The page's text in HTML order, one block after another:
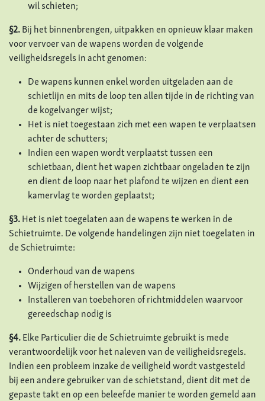
wil schieten;
§2. Bij het binnenbrengen, uitpakken en opnieuw klaar maken
voor vervoer van de wapens worden de volgende
veiligheidsregels in acht genomen:
De wapens kunnen enkel worden uitgeladen aan de
schietlijn en mits de loop ten allen tijde in de richting van
de kogelvanger wijst;
Het is niet toegestaan zich met een wapen te verplaatsen
achter de schutters;
Indien een wapen wordt verplaatst tussen een
schietbaan, dient het wapen zichtbaar ongeladen te zijn
en dient de loop naar het plafond te wijzen en dient een
kamervlag te worden geplaatst;
§3. Het is niet toegelaten aan de wapens te werken in de
Schietruimte. De volgende handelingen zijn niet toegelaten in
de Schietruimte:
Onderhoud van de wapens
Wijzigen of herstellen van de wapens
Installeren van toebehoren of richtmiddelen waarvoor
gereedschap nodig is
§4. Elke Particulier die de Schietruimte gebruikt is mede
verantwoordelijk voor het naleven van de veiligheidsregels.
Indien een probleem inzake de veiligheid wordt vastgesteld
bij een andere gebruiker van de schietstand, dient dit met de
gepaste takt en op een beleefde manier te worden gemeld aan